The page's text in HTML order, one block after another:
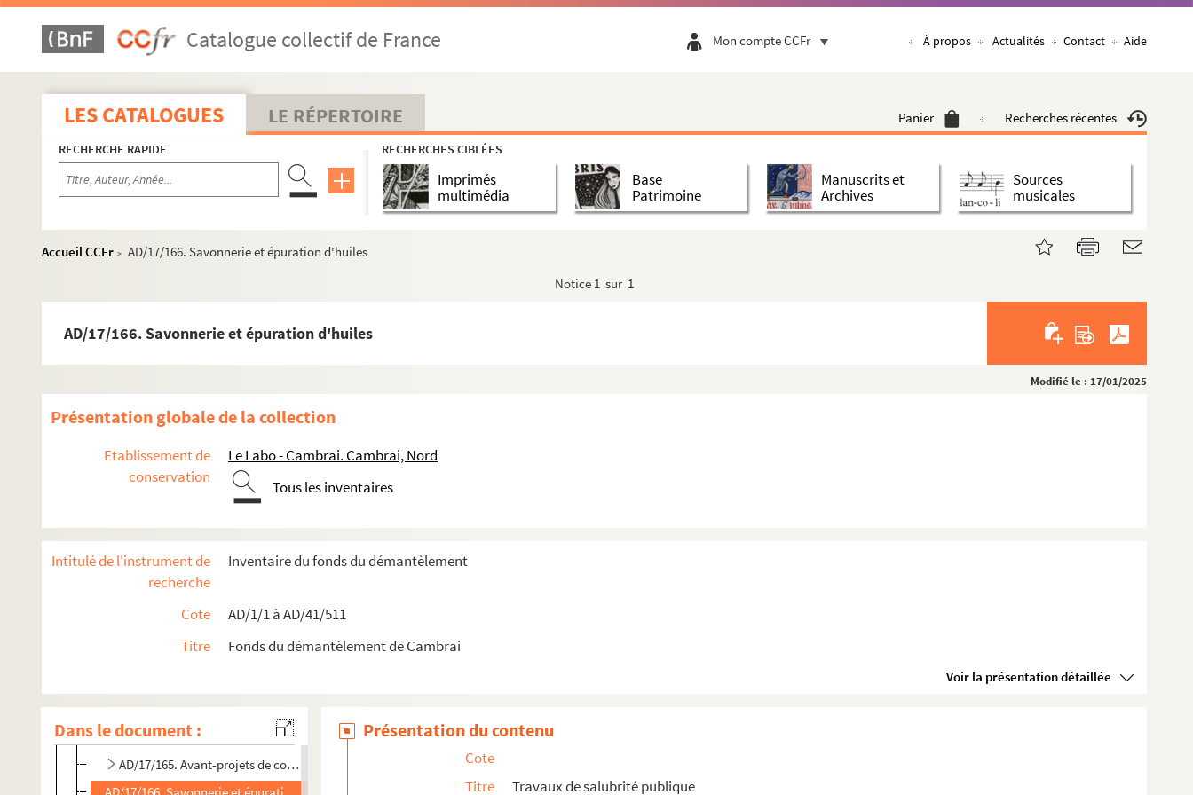
Catalogue collectif de France Mon compte CCFr À propos Actualités Contact Aide
LES CATALOGUES LE RÉPERTOIRE Panier Recherches récentes
RECHERCHE RAPIDE RECHERCHES CIBLÉES
Imprimés
multimédia
Base
Patrimoine
Manuscrits et
Archives
Sources
musicales
Accueil CCFr > AD/17/166. Savonnerie et épuration d'huiles
Notice 1 sur 1
AD/17/166. Savonnerie et épuration d'huiles
Modifié le : 17/01/2025
Présentation globale de la collection
Etablissement de
conservation
Le Labo - Cambrai. Cambrai, Nord
Tous les inventaires
Intitulé de l'instrument de
recherche
Inventaire du fonds du démantèlement
Cote
AD/1/1 à AD/41/511
Titre
Fonds du démantèlement de Cambrai
Voir la présentation détaillée
Dans le document :
Travaux de voirie
Bâtiments communaux
Édifices religieux
Travaux de salubrité publique
Boîte 17
AD/17/155. Profil en long de rues - écoulement des eaux
AD/17/157. Reisneignements relatifs à l'écoulement des eaux pluviales et ménagères des maisons riveraines de l'...
AD/17/158. Croquis de l'allée de Corsignies et du tracé des canalisations
AD/17/161. Urinoirs
AD/17/163. Enlèvement des boues et balayage - réclamations
AD/17/164. Réclamations des particuliers - infiltrations dans les maisons
AD/17/165. Avant-projets de construction d'égouts, d'aqueducs et de déplacement de canalisations
Présentation du contenu
Cote
Titre
Travaux de salubrité publique